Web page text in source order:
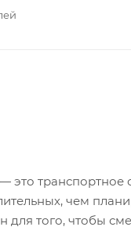
это
чем
для того, чтобы